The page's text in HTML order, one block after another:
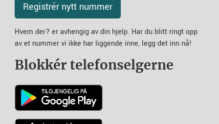
Registrér nytt nummer
Hvem der? er avhengig av din hjelp. Har du blitt ringt opp
av et nummer vi ikke har liggende inne, legg det inn nå!
Blokkér telefonselgerne